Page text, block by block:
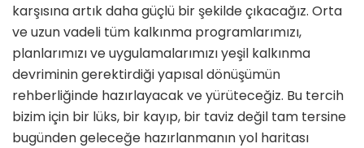
karşısına artık daha güçlü bir şekilde çıkacağız. Orta
ve uzun vadeli tüm kalkınma programlarımızı,
planlarımızı ve uygulamalarımızı yeşil kalkınma
devriminin gerektirdiği yapısal dönüşümün
rehberliğinde hazırlayacak ve yürüteceğiz. Bu tercih
bizim için bir lüks, bir kayıp, bir taviz değil tam tersine
bugünden geleceğe hazırlanmanın yol haritası